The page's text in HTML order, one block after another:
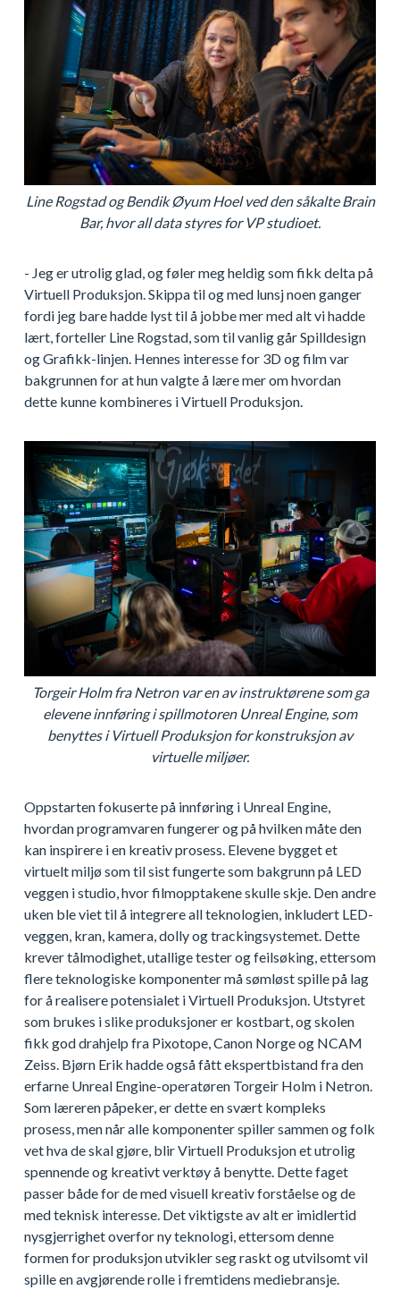
Line Rogstad og Bendik Øyum Hoel ved den såkalte Brain
Bar, hvor all data styres for VP studioet.
- Jeg er utrolig glad, og føler meg heldig som fikk delta på
Virtuell Produksjon. Skippa til og med lunsj noen ganger
fordi jeg bare hadde lyst til å jobbe mer med alt vi hadde
lært, forteller Line Rogstad, som til vanlig går Spilldesign
og Grafikk-linjen. Hennes interesse for 3D og film var
bakgrunnen for at hun valgte å lære mer om hvordan
dette kunne kombineres i Virtuell Produksjon.
Torgeir Holm fra Netron var en av instruktørene som ga
elevene innføring i spillmotoren Unreal Engine, som
benyttes i Virtuell Produksjon for konstruksjon av
virtuelle miljøer.
Oppstarten fokuserte på innføring i Unreal Engine,
hvordan programvaren fungerer og på hvilken måte den
kan inspirere i en kreativ prosess. Elevene bygget et
virtuelt miljø som til sist fungerte som bakgrunn på LED
veggen i studio, hvor filmopptakene skulle skje. Den andre
uken ble viet til å integrere all teknologien, inkludert LED-
veggen, kran, kamera, dolly og trackingsystemet. Dette
krever tålmodighet, utallige tester og feilsøking, ettersom
flere teknologiske komponenter må sømløst spille på lag
for å realisere potensialet i Virtuell Produksjon. Utstyret
som brukes i slike produksjoner er kostbart, og skolen
fikk god drahjelp fra Pixotope, Canon Norge og NCAM
Zeiss. Bjørn Erik hadde også fått ekspertbistand fra den
erfarne Unreal Engine-operatøren Torgeir Holm i Netron.
Som læreren påpeker, er dette en svært kompleks
prosess, men når alle komponenter spiller sammen og folk
vet hva de skal gjøre, blir Virtuell Produksjon et utrolig
spennende og kreativt verktøy å benytte. Dette faget
passer både for de med visuell kreativ forståelse og de
med teknisk interesse. Det viktigste av alt er imidlertid
nysgjerrighet overfor ny teknologi, ettersom denne
formen for produksjon utvikler seg raskt og utvilsomt vil
spille en avgjørende rolle i fremtidens mediebransje.